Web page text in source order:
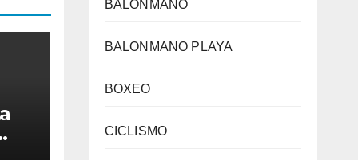
BALONMANO
BALONMANO PLAYA
BOXEO
CICLISMO